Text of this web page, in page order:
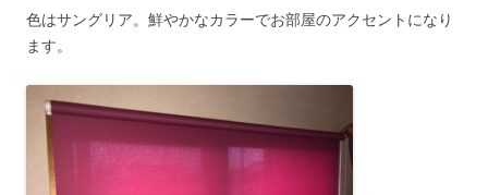
色はサングリア。鮮やかなカラーでお部屋のアクセントになり
ます。